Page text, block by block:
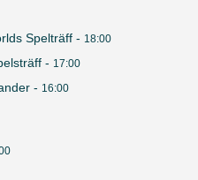
Spelträff - 18:00
- 17:00
- 16:00